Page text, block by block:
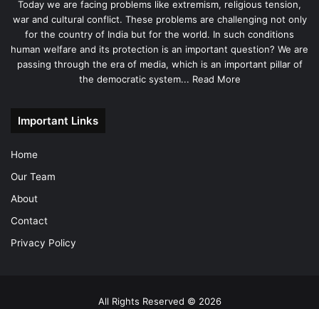
Today we are facing problems like extremism, religious tension,
war and cultural conflict. These problems are challenging not only
for the country of India but for the world. In such conditions
human welfare and its protection is an important question? We are
passing through the era of media, which is an important pillar of
the democratic system... Read More
Important Links
Home
Our Team
About
Contact
Privacy Policy
All Rights Reserved © 2026